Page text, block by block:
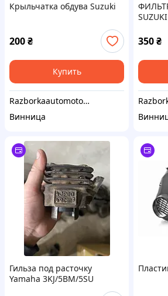
Крыльчатка обдува Suzuki
200₴
Купить
Razborkaautomoto.ua
Винница
350₴
Гильза под расточку
Yamaha 3KJ/5BM/5SU